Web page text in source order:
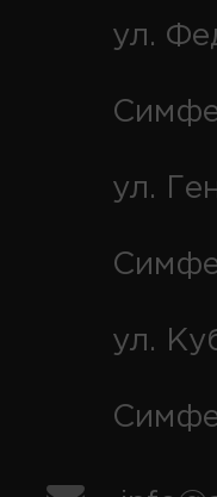
ул.
ул.
ул.